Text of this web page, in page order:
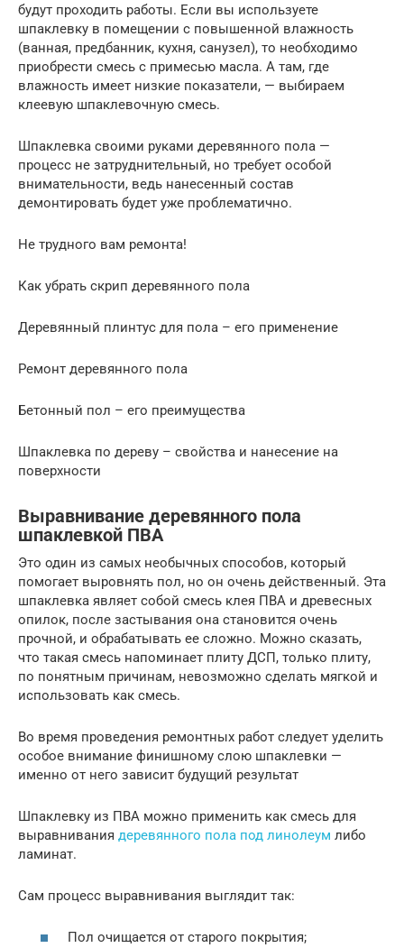
будут проходить работы. Если вы используете
шпаклевку в помещении с повышенной влажность
(ванная, предбанник, кухня, санузел), то необходимо
приобрести смесь с примесью масла. А там, где
влажность имеет низкие показатели, — выбираем
клеевую шпаклевочную смесь.
Шпаклевка своими руками деревянного пола —
процесс не затруднительный, но требует особой
внимательности, ведь нанесенный состав
демонтировать будет уже проблематично.
Не трудного вам ремонта!
Как убрать скрип деревянного пола
Деревянный плинтус для пола – его применение
Ремонт деревянного пола
Бетонный пол – его преимущества
Шпаклевка по дереву – свойства и нанесение на
поверхности
Выравнивание деревянного пола
шпаклевкой ПВА
Это один из самых необычных способов, который
помогает выровнять пол, но он очень действенный. Эта
шпаклевка являет собой смесь клея ПВА и древесных
опилок, после застывания она становится очень
прочной, и обрабатывать ее сложно. Можно сказать,
что такая смесь напоминает плиту ДСП, только плиту,
по понятным причинам, невозможно сделать мягкой и
использовать как смесь.
Во время проведения ремонтных работ следует уделить
особое внимание финишному слою шпаклевки —
именно от него зависит будущий результат
Шпаклевку из ПВА можно применить как смесь для
выравнивания деревянного пола под линолеум либо
ламинат.
Сам процесс выравнивания выглядит так:
Пол очищается от старого покрытия;